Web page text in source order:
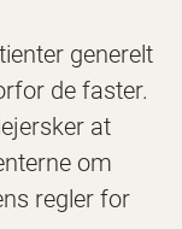
generelt
de faster.
at
om
regler for